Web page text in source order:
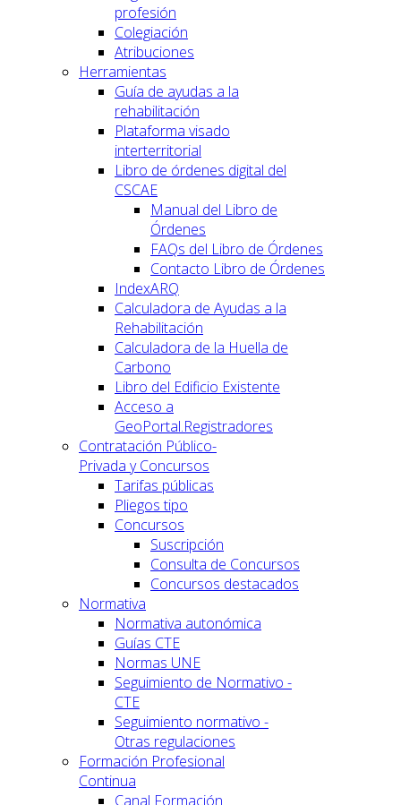
profesión
Colegiación
Atribuciones
Herramientas
Guía de ayudas a la
rehabilitación
Plataforma visado
interterritorial
Libro de órdenes digital del
CSCAE
Manual del Libro de
Órdenes
FAQs del Libro de Órdenes
Contacto Libro de Órdenes
IndexARQ
Calculadora de Ayudas a la
Rehabilitación
Calculadora de la Huella de
Carbono
Libro del Edificio Existente
Acceso a
GeoPortal.Registradores
Contratación Público-
Privada y Concursos
Tarifas públicas
Pliegos tipo
Concursos
Suscripción
Consulta de Concursos
Concursos destacados
Normativa
Normativa autonómica
Guías CTE
Normas UNE
Seguimiento de Normativo -
CTE
Seguimiento normativo -
Otras regulaciones
Formación Profesional
Continua
Canal Formación